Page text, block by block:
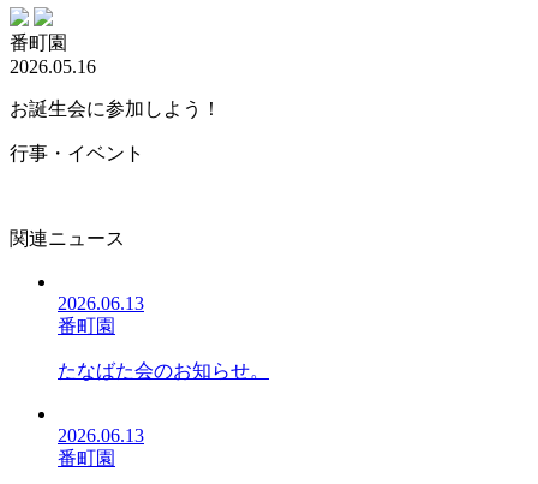
番町園
2026.05.16
お誕生会に参加しよう！
行事・イベント
関連ニュース
2026.06.13
番町園
たなばた会のお知らせ。
2026.06.13
番町園